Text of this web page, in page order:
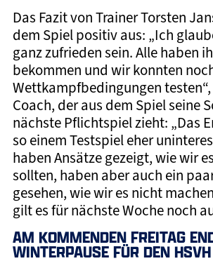
Das Fazit von Trainer Torsten
dem Spiel positiv aus: „Ich
ganz zufrieden sein. Alle haben
bekommen und wir konnten
Wettkampfbedingungen
Coach, der aus dem Spiel seine
nächste Pflichtspiel zieht: „Das
so einem Testspiel eher
haben Ansätze gezeigt, wie wir
sollten, haben aber auch ein
gesehen, wie wir es nicht
gilt es für nächste Woche noch
AM KOMMENDEN FREITAG
WINTERPAUSE FÜR DEN HSVH